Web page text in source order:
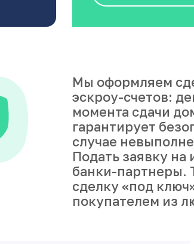
Мы оформляем
эскроу-счетов:
момента сдачи
гарантирует
случае
Подать заявку
банки-партнеры.
сделку «под
покупателем из